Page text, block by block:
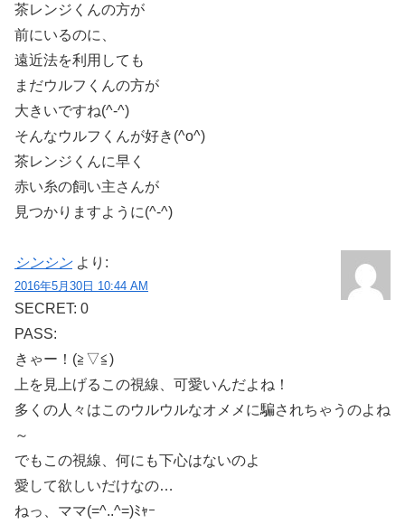
茶レンジくんの方が
前にいるのに、
遠近法を利用しても
まだウルフくんの方が
大きいですね(^-^)
そんなウルフくんが好き(^o^)
茶レンジくんに早く
赤い糸の飼い主さんが
見つかりますように(^-^)
シンシン より:
2016年5月30日 10:44 AM
SECRET: 0
PASS:
きゃー！(≧▽≦)
上を見上げるこの視線、可愛いんだよね！
多くの人々はこのウルウルなオメメに騙されちゃうのよね
～
でもこの視線、何にも下心はないのよ
愛して欲しいだけなの…
ねっ、ママ(=^..^=)ﾐｬｰ